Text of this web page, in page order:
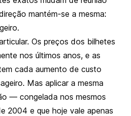
mantém-se a mesma:
Os preços dos bilhetes
nos últimos anos, e as
cada aumento de custo
Mas aplicar a mesma
— congelada nos mesmos
2004 e que hoje vale apenas